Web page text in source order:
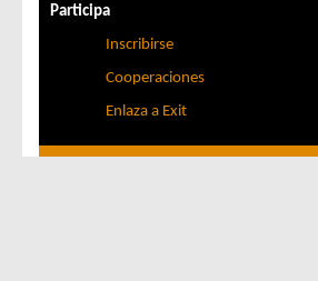
Participa
Inscribirse
Cooperaciones
Enlaza a Exit